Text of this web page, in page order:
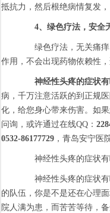
抵抗力，然后根绝病情复发，
4、绿色疗法，安全
绿色疗法，无关痛痒
作用，不会出现药物依赖性
神经性头疼的症状
病，千万注意活跃的到正规
化，给您身心带来伤害。如
问询，或许通过在线QQ：
0532-86177729 ，青岛安宁医
神经性头疼的症状有
神经性头疼的症状有
的队伍，你是不是还在心理
院人满为患，而苦苦等待，